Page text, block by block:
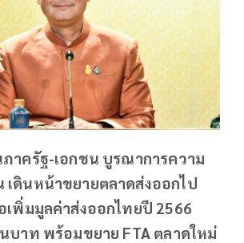
าครัฐ-เอกชน บูรณาการความ
เดินหน้าขยายตลาดส่งออกไป
อเพิ่มมูลค่าส่งออกไทยปี 2566
บาท พร้อมขยาย FTA ตลาดใหม่